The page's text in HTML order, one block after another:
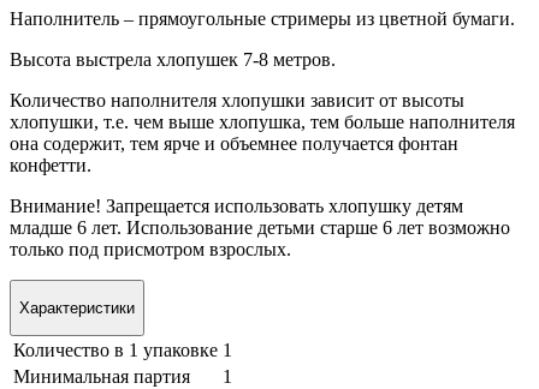
Наполнитель – прямоугольные стримеры из цветной бумаги.
Высота выстрела хлопушек 7-8 метров.
Количество наполнителя хлопушки зависит от высоты
хлопушки, т.е. чем выше хлопушка, тем больше наполнителя
она содержит, тем ярче и объемнее получается фонтан
конфетти.
Внимание! Запрещается использовать хлопушку детям
младше 6 лет. Использование детьми старше 6 лет возможно
только под присмотром взрослых.
Характеристики
Количество в 1 упаковке 1
Минимальная партия
1